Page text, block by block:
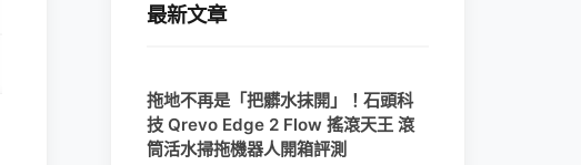
最新文章
拖地不再是「把髒水抹開」！石頭科
技 Qrevo Edge 2 Flow 搖滾天王 滾
筒活水掃拖機器人開箱評測